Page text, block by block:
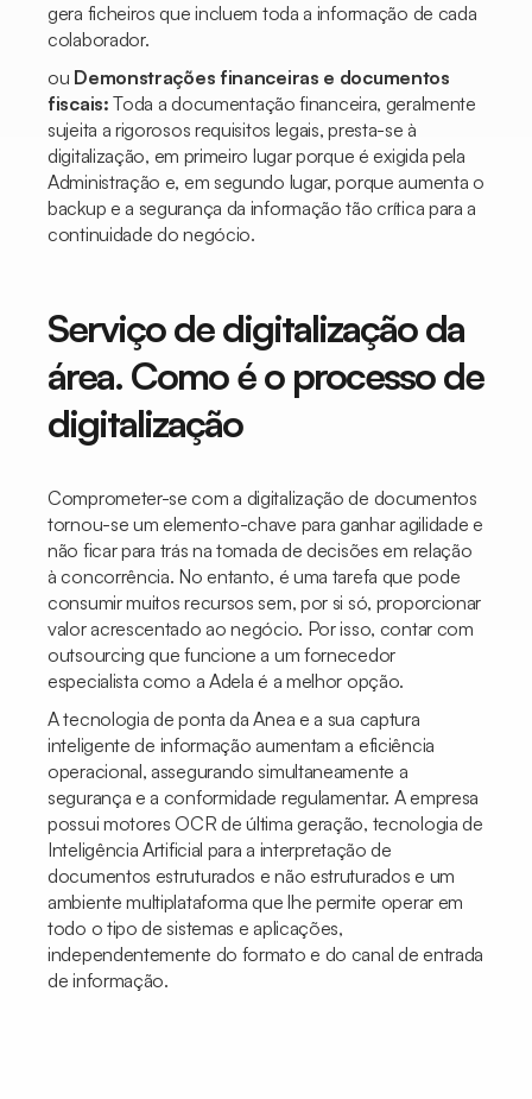
gera ficheiros que incluem toda a informação de cada
colaborador.
ou Demonstrações financeiras e documentos
fiscais: Toda a documentação financeira, geralmente
sujeita a rigorosos requisitos legais, presta-se à
digitalização, em primeiro lugar porque é exigida pela
Administração e, em segundo lugar, porque aumenta o
backup e a segurança da informação tão crítica para a
continuidade do negócio.
Serviço de digitalização da
área. Como é o processo de
digitalização
Comprometer-se com a digitalização de documentos
tornou-se um elemento-chave para ganhar agilidade e
não ficar para trás na tomada de decisões em relação
à concorrência. No entanto, é uma tarefa que pode
consumir muitos recursos sem, por si só, proporcionar
valor acrescentado ao negócio. Por isso, contar com
outsourcing que funcione a um fornecedor
especialista como a Adela é a melhor opção.
A tecnologia de ponta da Anea e a sua captura
inteligente de informação aumentam a eficiência
operacional, assegurando simultaneamente a
segurança e a conformidade regulamentar. A empresa
possui motores OCR de última geração, tecnologia de
Inteligência Artificial para a interpretação de
documentos estruturados e não estruturados e um
ambiente multiplataforma que lhe permite operar em
todo o tipo de sistemas e aplicações,
independentemente do formato e do canal de entrada
de informação.